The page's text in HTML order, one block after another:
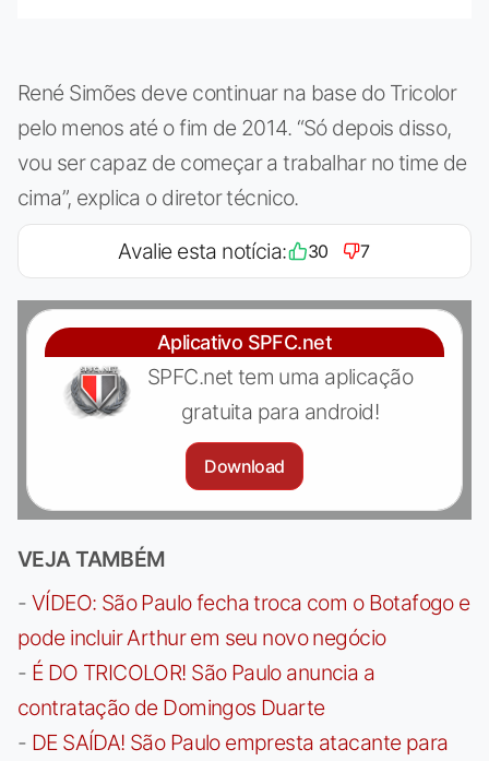
René Simões deve continuar na base do Tricolor
pelo menos até o fim de 2014. “Só depois disso,
vou ser capaz de começar a trabalhar no time de
cima”, explica o diretor técnico.
Avalie esta notícia: 30 7
Aplicativo SPFC.net
SPFC.net tem uma aplicação
gratuita para android!
Download
VEJA TAMBÉM
- VÍDEO: São Paulo fecha troca com o Botafogo e
pode incluir Arthur em seu novo negócio
- É DO TRICOLOR! São Paulo anuncia a
contratação de Domingos Duarte
- DE SAÍDA! São Paulo empresta atacante para